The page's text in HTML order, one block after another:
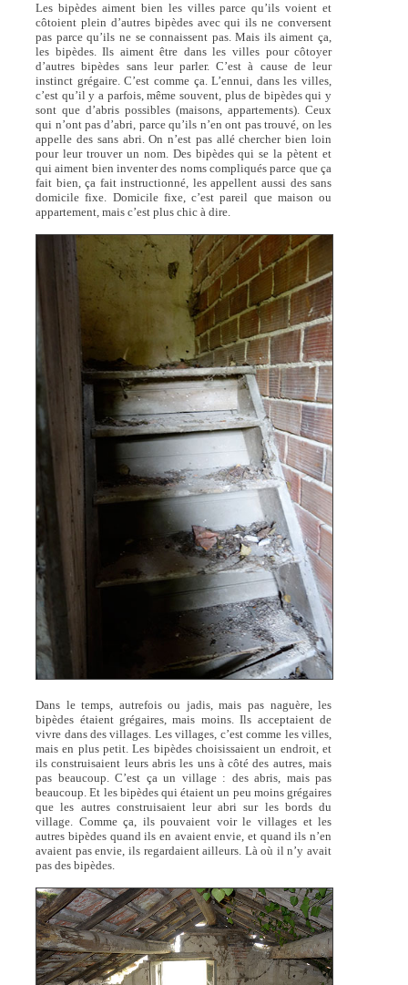
Les bipèdes aiment bien les villes parce qu’ils voient et
côtoient plein d’autres bipèdes avec qui ils ne conversent
pas parce qu’ils ne se connaissent pas. Mais ils aiment ça,
les bipèdes. Ils aiment être dans les villes pour côtoyer
d’autres bipèdes sans leur parler. C’est à cause de leur
instinct grégaire. C’est comme ça. L’ennui, dans les villes,
c’est qu’il y a parfois, même souvent, plus de bipèdes qui y
sont que d’abris possibles (maisons, appartements). Ceux
qui n’ont pas d’abri, parce qu’ils n’en ont pas trouvé, on les
appelle des sans abri. On n’est pas allé chercher bien loin
pour leur trouver un nom. Des bipèdes qui se la pètent et
qui aiment bien inventer des noms compliqués parce que ça
fait bien, ça fait instructionné, les appellent aussi des sans
domicile fixe. Domicile fixe, c’est pareil que maison ou
appartement, mais c’est plus chic à dire.
Dans le temps, autrefois ou jadis, mais pas naguère, les
bipèdes étaient grégaires, mais moins. Ils acceptaient de
vivre dans des villages. Les villages, c’est comme les villes,
mais en plus petit. Les bipèdes choisissaient un endroit, et
ils construisaient leurs abris les uns à côté des autres, mais
pas beaucoup. C’est ça un village : des abris, mais pas
beaucoup. Et les bipèdes qui étaient un peu moins grégaires
que les autres construisaient leur abri sur les bords du
village. Comme ça, ils pouvaient voir le villages et les
autres bipèdes quand ils en avaient envie, et quand ils n’en
avaient pas envie, ils regardaient ailleurs. Là où il n’y avait
pas des bipèdes.